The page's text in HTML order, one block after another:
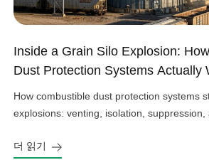
Inside a Grain Silo Explosion:
Dust Protection Systems Actually
How combustible dust protection systems
explosions: venting, isolation, suppression,
더 읽기